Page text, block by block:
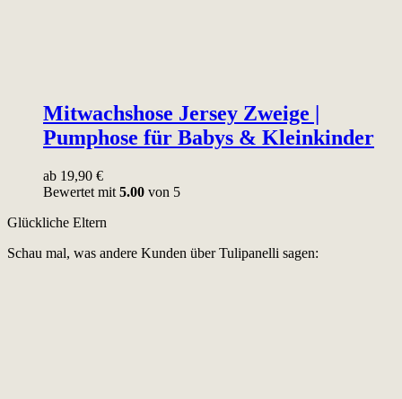
Mitwachshose Jersey Zweige |
Pumphose für Babys & Kleinkinder
ab 19,90 €
Bewertet mit 5.00 von 5
Glückliche Eltern
Schau mal, was andere Kunden über Tulipanelli sagen: